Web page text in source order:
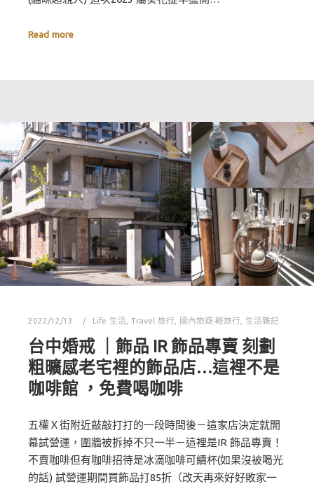
Read more
2022/12/13 Life 生活 Travel 旅行 國內旅遊-輕旅行 生活雜記
台中婚戒 ｜飾品 IR 飾品專賣 刻劃
粗曠感老宅裡的飾品店…這裡不是
咖啡館 ，免費喝咖啡
五權Ｘ街附近敲敲打打的一段時間後－這家店決定就開
幕試營運，圍牆被拆掉不只一半－這裡是IR 飾品專賣！
不賣咖啡但有咖啡招待是冰滴咖啡可續杯(如果沒被喝光
的話) 試營運期間買飾品打85折（改天再來好好敗家一